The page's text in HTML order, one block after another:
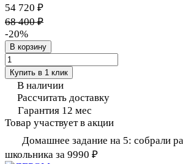
54 720 ₽
68 400 ₽
-20%
В корзину
Купить в 1 клик
В наличии
Рассчитать доставку
Гарантия 12 мес
Товар участвует в акции
Домашнее задание на 5: собрали
школьника за 9990 ₽